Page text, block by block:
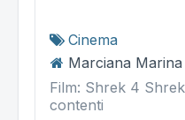
Cinema
Marciana
Film: Shrek 4
contenti